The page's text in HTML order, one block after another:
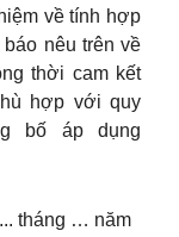
về tính hợp
nêu trên về
thời cam kết
hợp với quy
bố áp dụng
tháng … năm